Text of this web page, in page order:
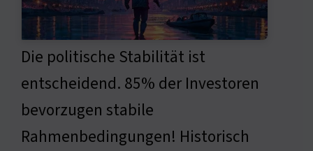
Die politische Stabilität ist
entscheidend. 85% der Investoren
bevorzugen stabile
Rahmenbedingungen! Historisch